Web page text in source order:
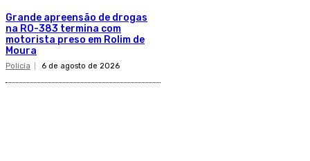
Grande apreensão de drogas
na RO-383 termina com
motorista preso em Rolim de
Moura
Policia 6 de agosto de 2026